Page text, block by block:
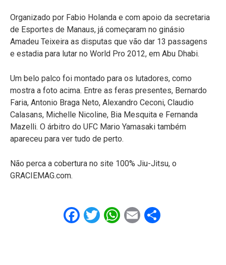
Organizado por Fabio Holanda e com apoio da secretaria
de Esportes de Manaus, já começaram no ginásio
Amadeu Teixeira as disputas que vão dar 13 passagens
e estadia para lutar no World Pro 2012, em Abu Dhabi.
Um belo palco foi montado para os lutadores, como
mostra a foto acima. Entre as feras presentes, Bernardo
Faria, Antonio Braga Neto, Alexandro Ceconi, Claudio
Calasans, Michelle Nicoline, Bia Mesquita e Fernanda
Mazelli. O árbitro do UFC Mario Yamasaki também
apareceu para ver tudo de perto.
Não perca a cobertura no site 100% Jiu-Jitsu, o
GRACIEMAG.com.
Facebook
Twitter
WhatsApp
EmailShare